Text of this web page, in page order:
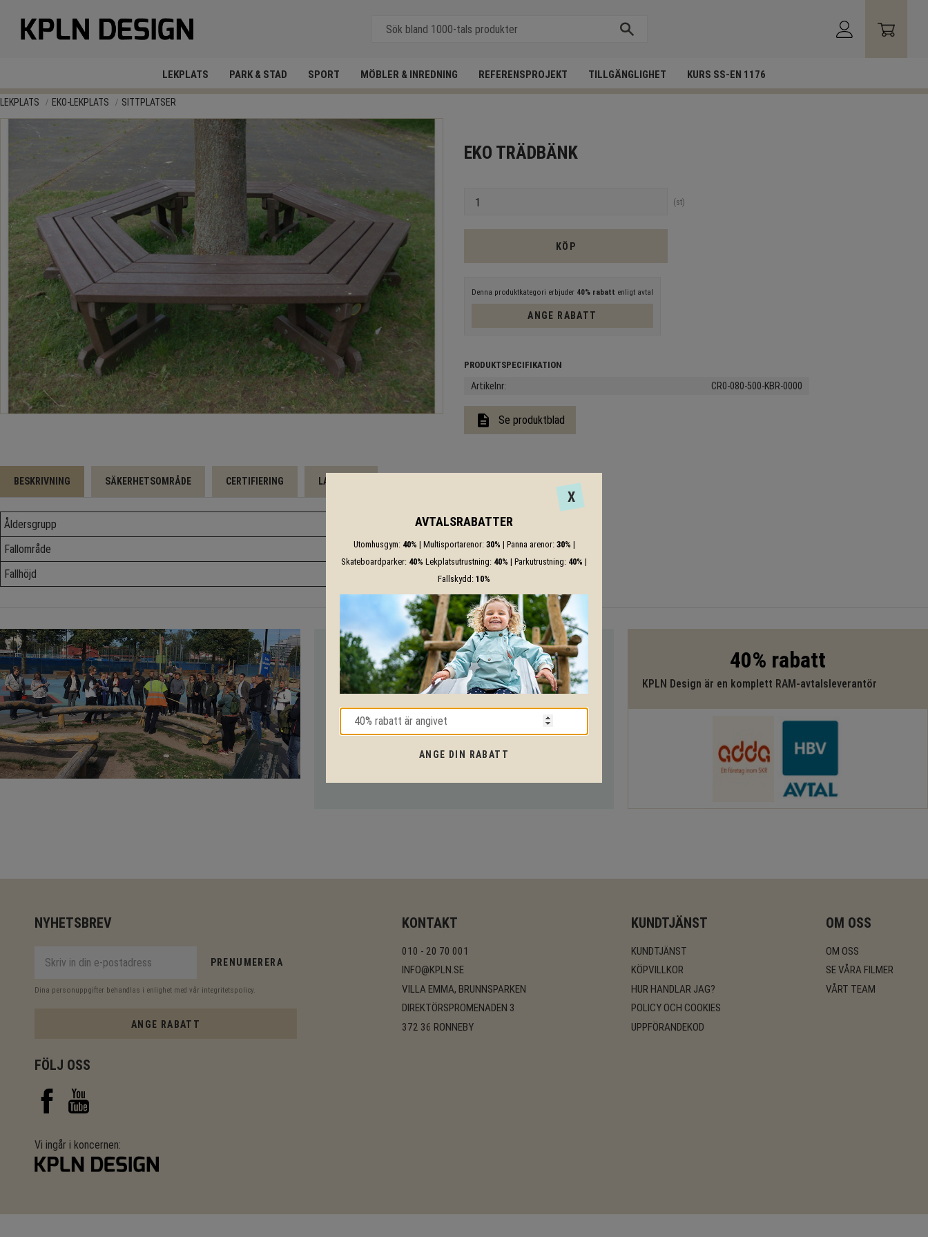
LEKPLATS PARK & STAD SPORT MÖBLER & INREDNING REFERENSPROJEKT TILLGÄNGLIGHET KURS SS-EN 1176
LEKPLATS EKO-LEKPLATS SITTPLATSER
EKO TRÄDBÄNK
st
KÖP
Denna produktkategori erbjuder 40% rabatt enligt avtal
ANGE RABATT
Artikelnr CR0-080-500-KBR-0000
description Se produktblad
BESKRIVNING SÄKERHETSOMRÅDE CERTIFIERING LADDA NER
Åldersgrupp
Fallområde
-
Fallhöjd
VI HJÄLPER DIG HELA VÄGEN!
Med vår mångåriga kunskap från produkter till säkerhet och
tekniska lösningar så hjälper vi dig igenom hela projektet.
Ring oss på tel:010-20 70 001eller maila oss
support@kpln.se
40% rabatt
KPLN Design är en komplett RAM-avtalsleverantör
NYHETSBREV
PRENUMERERA
Dina personuppgifter behandlas i enlighet med vår integritetspolicy.
ANGE RABATT
KONTAKT
010 - 20 70 001
INFO@KPLN.SE
VILLA EMMA, BRUNNSPARKEN
DIREKTÖRSPROMENADEN 3
372 36 RONNEBY
KUNDTJÄNST
KUNDTJÄNST
KÖPVILLKOR
HUR HANDLAR JAG?
POLICY OCH COOKIES
UPPFÖRANDEKOD
OM OSS
OM OSS
SE VÅRA FILMER
VÅRT TEAM
FÖLJ OSS
Vi ingår i koncernen:
X
AVTALSRABATTER
Utomhusgym: 40% | Multisportarenor: 30% | Panna arenor: 30% |
Skateboardparker: 40% Lekplatsutrustning: 40% | Parkutrustning: 40% |
Fallskydd: 10%
ANGE DIN RABATT